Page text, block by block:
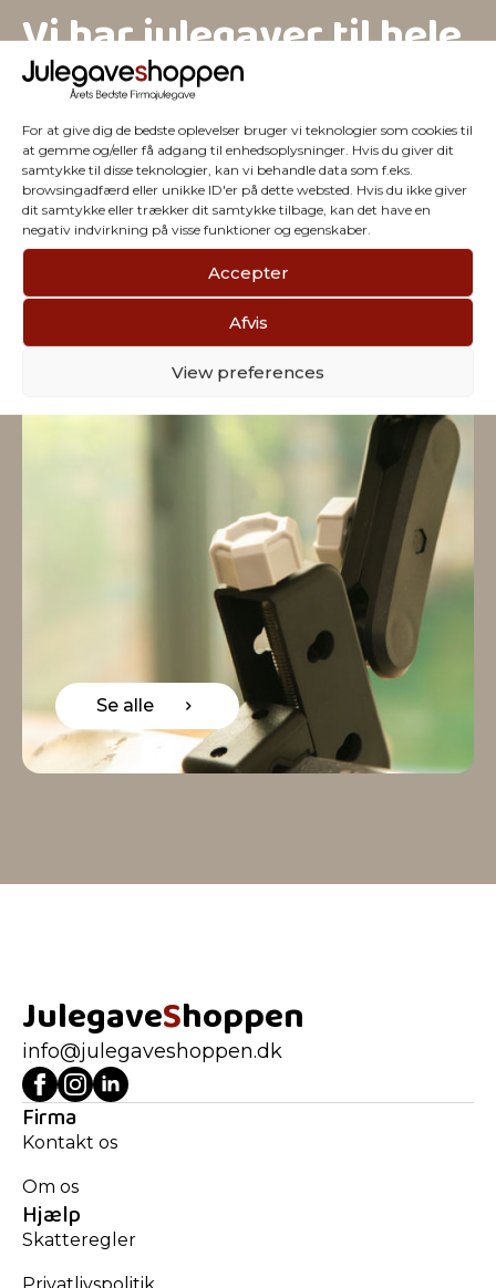
For at give dig de bedste oplevelser bruger vi teknologier som cookies til
at gemme og/eller få adgang til enhedsoplysninger. Hvis du giver dit
samtykke til disse teknologier, kan vi behandle data som f.eks.
browsingadfærd eller unikke ID'er på dette websted. Hvis du ikke giver
dit samtykke eller trækker dit samtykke tilbage, kan det have en
negativ indvirkning på visse funktioner og egenskaber.
Accepter
Afvis
View preferences
Vi har julegaver til hele
firmaet
Se alle
JulegaveShoppen
info@julegaveshoppen.dk
Firma
Kontakt os
Om os
Hjælp
Skatteregler